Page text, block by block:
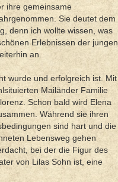
ihre gemeinsame
Sie deutet dem
denn ich wollte wissen, was
Erlebnissen der jungen
an.
wurde und erfolgreich ist. Mit
Mailänder Familie
Schon bald wird Elena
Während sie ihren
sind hart und die
Lebensweg gehen
bei der die Figur des
von Lilas Sohn ist, eine